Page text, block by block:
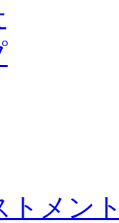
トメン